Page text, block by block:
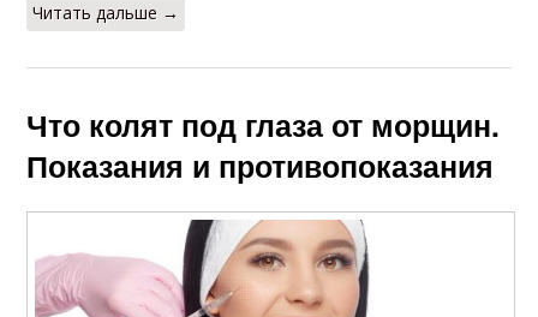
Читать дальше →
Что колят под глаза от морщин.
Показания и противопоказания